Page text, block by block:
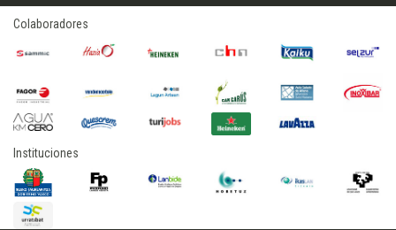
Colaboradores
Instituciones